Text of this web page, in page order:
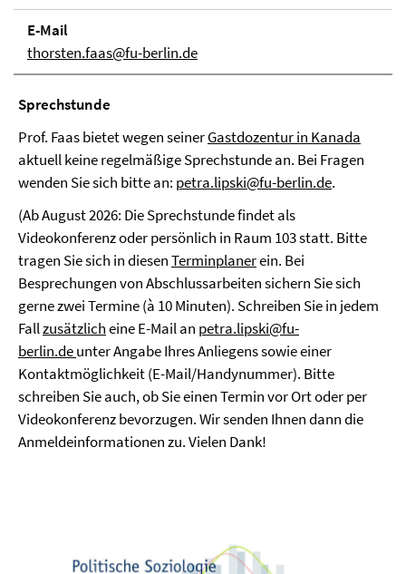
E-Mail
thorsten.faas@fu-berlin.de
Sprechstunde
Prof. Faas bietet wegen seinerGastdozentur in Kanada
aktuell keine regelmäßige Sprechstunde an. Bei Fragen
wenden Sie sich bitte an: petra.lipski@fu-berlin.de.
(Ab August 2026: Die Sprechstunde findet als
Videokonferenz oder persönlich in Raum 103 statt. Bitte
tragen Sie sich in diesenTerminplanerein. Bei
Besprechungen von Abschlussarbeiten sichern Sie sich
gerne zwei Termine (à 10 Minuten). Schreiben Sie in jedem
Fallzusätzlicheine E-Mail an petra.lipski@fu-
berlin.deunter Angabe Ihres Anliegens sowie einer
Kontaktmöglichkeit (E-Mail/Handynummer). Bitte
schreiben Sie auch, ob Sie einen Termin vor Ort oder per
Videokonferenz bevorzugen. Wir senden Ihnen dann die
Anmeldeinformationen zu. Vielen Dank!